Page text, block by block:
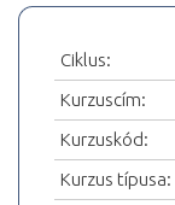
Ciklus:
Kurzuscím:
Kurzuskód:
Kurzus típusa: